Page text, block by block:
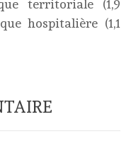
territoriale (1,9
hospitalière (1,1